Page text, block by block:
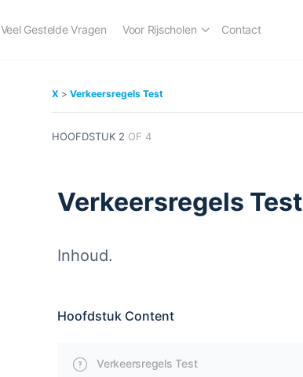
Veel Gestelde Vragen Voor Rijscholen Contact
X Verkeersregels Test
HOOFDSTUK 2 OF 4
Verkeersregels Test
Inhoud.
Hoofdstuk Content
Verkeersregels Test